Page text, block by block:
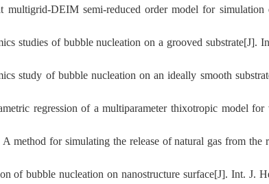
DEIM semi-reduced order model for simulation
studies of bubble nucleation on a grooved substrate[J].
study of bubble nucleation on an ideally smooth
regression of a multiparameter thixotropic model
method for simulating the release of natural gas from the
of bubble nucleation on nanostructure surface[J]. Int. J.